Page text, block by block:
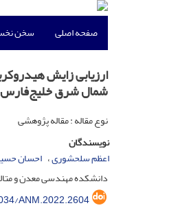
صفحه اصلی سخن
ارزیابی زایش
شمال شرق خلیج‌فارس
نوع مقاله : مقاله پژوهشی
نویسندگان
اعظم سلحشوری احسان
دانشکده مهندسی معدن و
ANM.2022.2604